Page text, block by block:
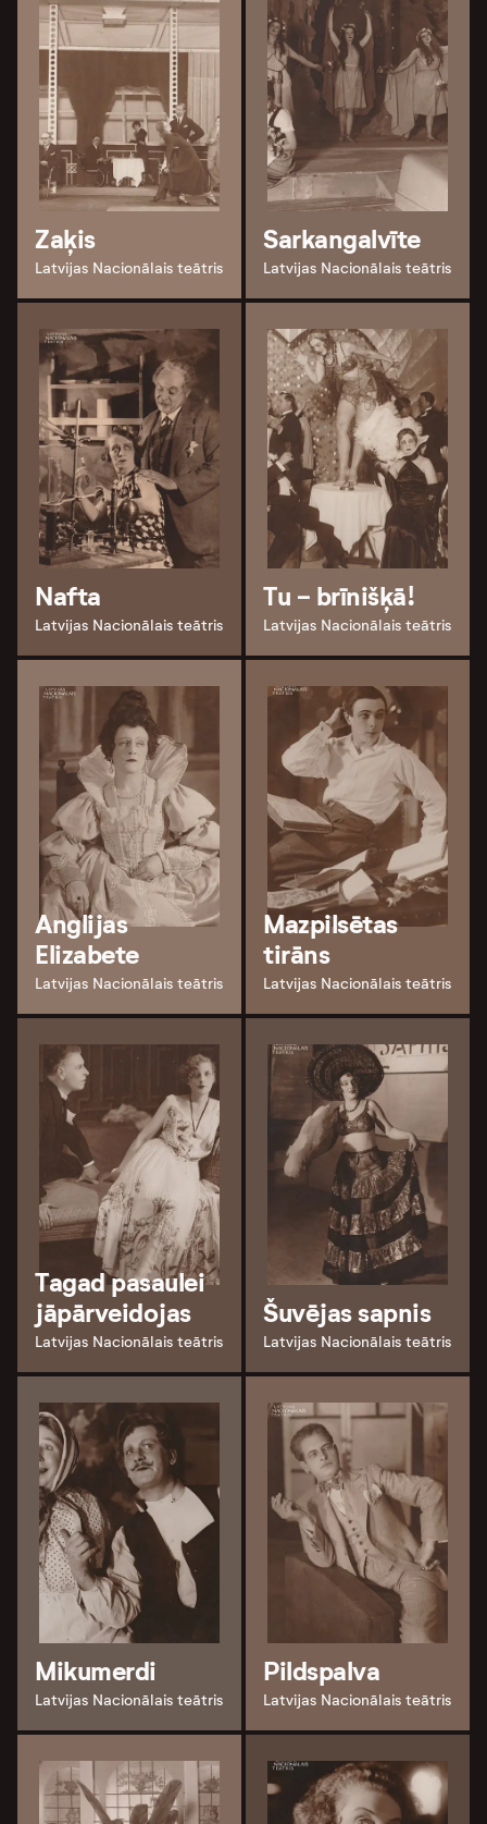
Zaķis
Latvijas Nacionālais teātris
Sarkangalvīte
Latvijas Nacionālais teātris
Nafta
Latvijas Nacionālais teātris
Tu - brīnišķā!
Latvijas Nacionālais teātris
Anglijas
Elizabete
Latvijas Nacionālais teātris
Mazpilsētas
tirāns
Latvijas Nacionālais teātris
Tagad pasaulei
jāpārveidojas
Latvijas Nacionālais teātris
Šuvējas sapnis
Latvijas Nacionālais teātris
Mikumerdi
Latvijas Nacionālais teātris
Pildspalva
Latvijas Nacionālais teātris